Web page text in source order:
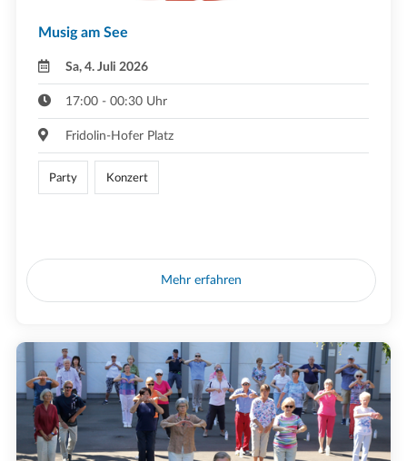
Musig am See
Sa, 4. Juli 2026
17:00 - 00:30 Uhr
Fridolin-Hofer Platz
Party Konzert
Mehr erfahren